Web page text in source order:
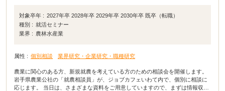
対象卒年 : 2027年卒 2028年卒 2029年卒 2030年卒 既卒（転職）
種別 : 就活セミナー
業界 : 農林水産業
属性 : 個別相談 業界研究・企業研究・職種研究
農業に関心のある方、新規就農を考えている方のための相談会を開催します。
岩手県農業公社の「就農相談員」が、ジョブカフェいわて内で、個別に相談に
応じます。 当日は、さまざまな資料をご用意していますので、まずは情報収集